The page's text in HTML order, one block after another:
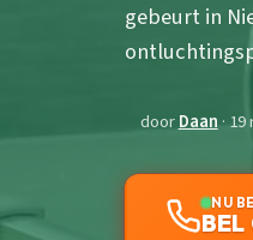
gebeurt in
doorDaan ·
NU